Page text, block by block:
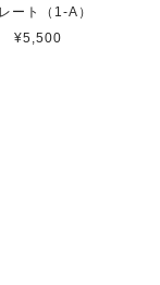
ート（1-A）
¥5,500